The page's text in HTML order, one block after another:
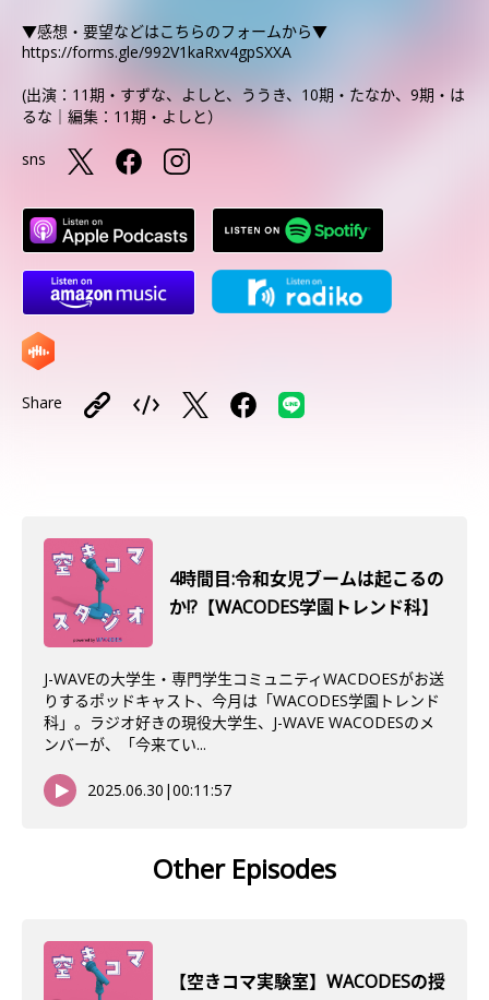
▼感想・要望などはこちらのフォームから▼
https://forms.gle/992V1kaRxv4gpSXXA
(出演：11期・すずな、よしと、ううき、10期・たなか、9期・は
るな｜編集：11期・よしと）
sns
Share
4時間目:令和女児ブームは起こるの
か!?【WACODES学園トレンド科】
J-WAVEの大学生・専門学生コミュニティWACDOESがお送
りするポッドキャスト、今月は「WACODES学園トレンド
科」。ラジオ好きの現役大学生、J-WAVE WACODESのメ
ンバーが、「今来てい...
2025.06.30 |00:11:57
Other Episodes
【空きコマ実験室】WACODESの授